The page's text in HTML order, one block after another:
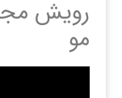
رويش
مو